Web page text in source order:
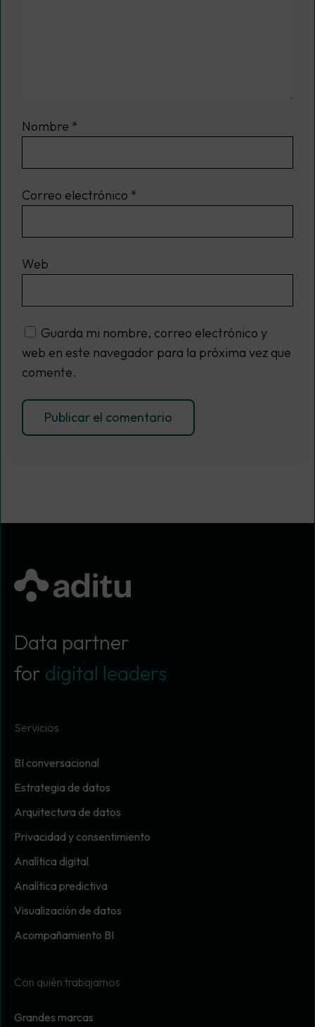
Nombre *
Correo electrónico *
Web
Guarda mi nombre, correo electrónico y
web en este navegador para la próxima vez que
comente.
Data partner
for digital leaders
Servicios
BI conversacional
Estrategia de datos
Arquitectura de datos
Privacidad y consentimiento
Analítica digital
Analítica predictiva
Visualización de datos
Acompañamiento BI
Con quién trabajamos
Grandes marcas